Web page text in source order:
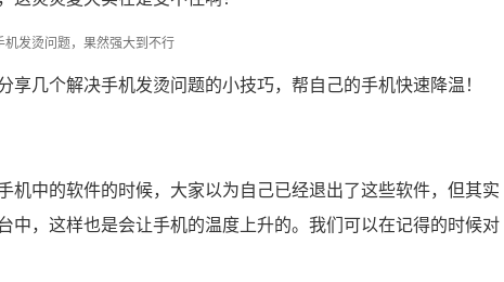
享几个解决手机发烫问题的小技巧，帮自己的手机快速降温！
机中的软件的时候，大家以为自己已经退出了这些软件，但其实
中，这样也是会让手机的温度上升的。我们可以在记得的时候对